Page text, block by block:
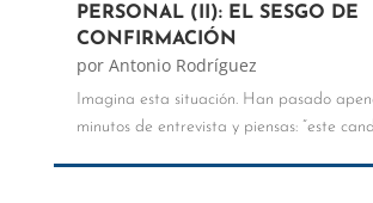
PERSONAL (II): EL SESGO DE
CONFIRMACIÓN
por Antonio Rodríguez
Imagina esta situación. Han pasado
minutos de entrevista y piensas: “este